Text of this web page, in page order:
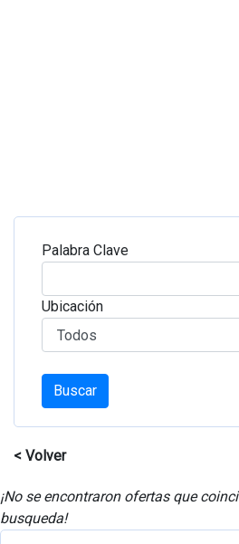
Palabra Clave
Ubicación
Buscar
< Volver
¡No se encontraron ofertas que
busqueda!